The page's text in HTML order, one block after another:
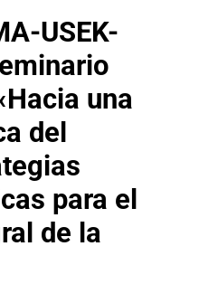
USEK-
una
del
para el
de la